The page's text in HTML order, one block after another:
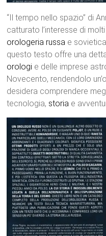
“Il tempo nello spazio” di
catturato l’interesse di
orologeria russa e
questo testo offre una
orologi e delle imprese
Novecento, rendendolo
desidera comprendere
tecnologia, storia e